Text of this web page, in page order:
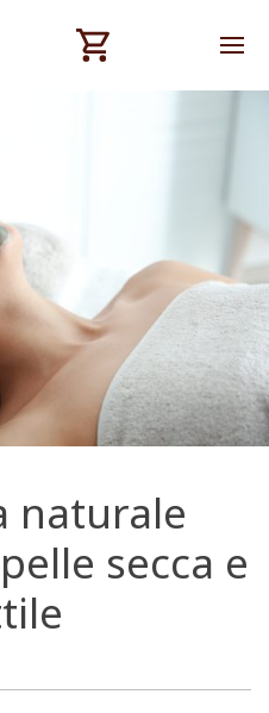
naturale
secca e